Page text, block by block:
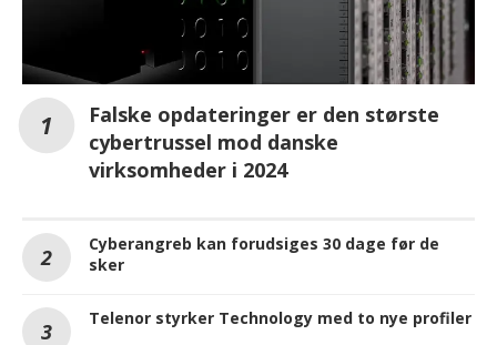
Falske opdateringer er den største
cybertrussel mod danske
virksomheder i 2024
Cyberangreb kan forudsiges 30 dage før de
sker
Telenor styrker Technology med to nye profiler